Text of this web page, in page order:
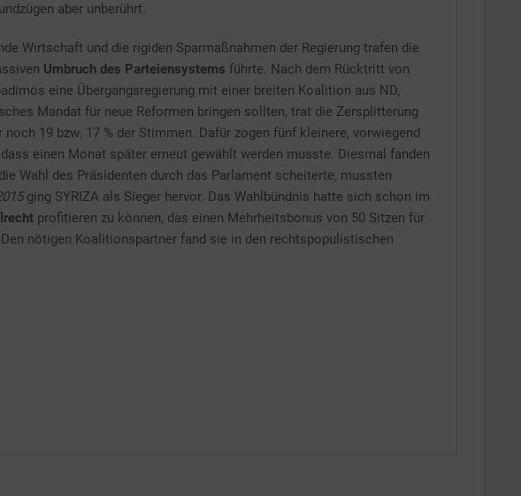
aber unberührt.
Wirtschaft und die rigiden Sparmaßnahmen der Regierung trafen die
Umbruch des Parteiensystems führte. Nach dem Rücktritt von
eine Übergangsregierung mit einer breiten Koalition aus ND,
Mandat für neue Reformen bringen sollten, trat die Zersplitterung
19 bzw. 17 % der Stimmen. Dafür zogen fünf kleinere, vorwiegend
einen Monat später erneut gewählt werden musste. Diesmal fanden
Wahl des Präsidenten durch das Parlament scheiterte, mussten
ging SYRIZA als Sieger hervor. Das Wahlbündnis hatte sich schon im
profitieren zu können, das einen Mehrheitsbonus von 50 Sitzen für
nötigen Koalitionspartner fand sie in den rechtspopulistischen